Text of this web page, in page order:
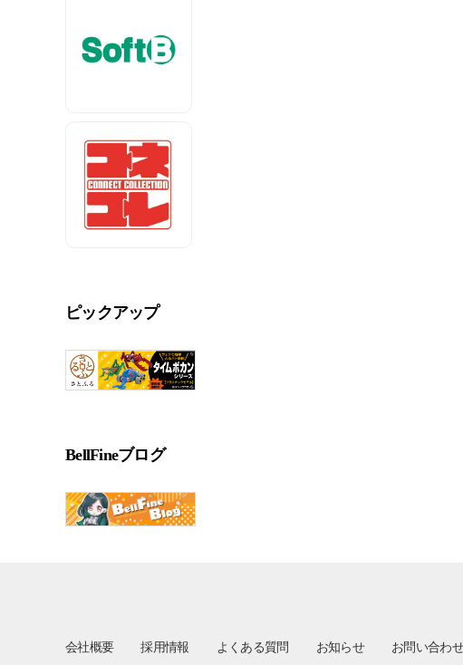
ピックアップ
BellFineブログ
会社概要 採用情報 よくある質問 お知らせ お問い合わ